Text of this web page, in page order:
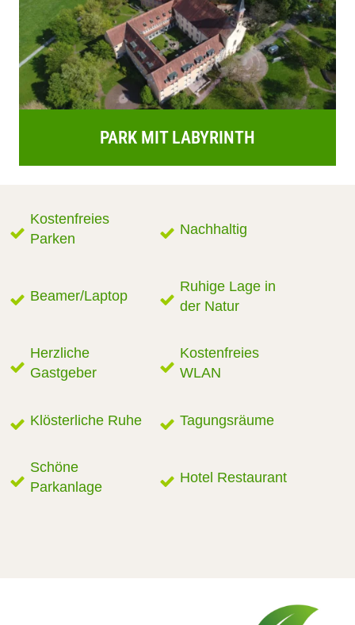
PARK MIT LABYRINTH
Kostenfreies
Parken
Nachhaltig
Beamer/Laptop
Ruhige Lage in
der Natur
Herzliche
Gastgeber
Kostenfreies
WLAN
Klösterliche Ruhe Tagungsräume
Schöne
Parkanlage
Hotel Restaurant